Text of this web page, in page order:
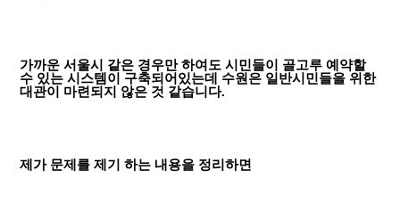
가까운 서울시 같은 경우만 하여도 시민들이 골고루 예약할
수 있는 시스템이 구축되어있는데 수원은 일반시민들을 위한
대관이 마련되지 않은 것 같습니다.
제가 문제를 제기 하는 내용을 정리하면